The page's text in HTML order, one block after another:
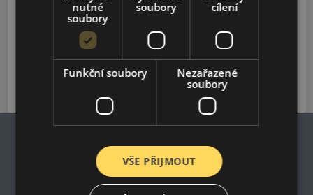
2025-2026
2023-2026
Impresum
nutné
soubory
soubory
cílení
Funkční soubory
Nezařazené
soubory
VŠE PŘIJMOUT